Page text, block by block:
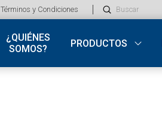
Términos y Condiciones
Search
Submit
¿QUIÉNES
SOMOS?
PRODUCTOS